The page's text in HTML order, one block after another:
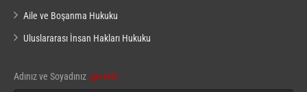
Aile ve Boşanma Hukuku
Uluslararası İnsan Hakları Hukuku
Adınız ve Soyadınız (gerekli)